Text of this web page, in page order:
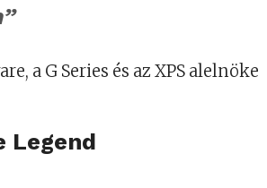
a G Series és az XPS alelnöke
Legend